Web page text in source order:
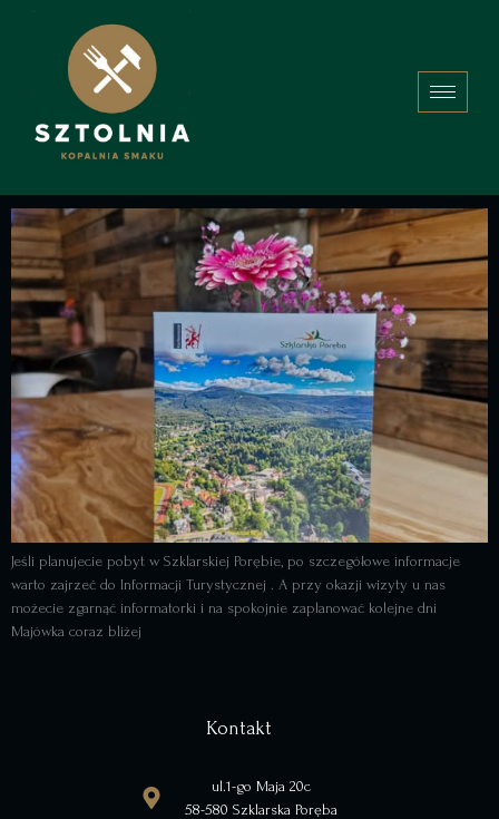
Tag:Informator
Jeśli planujecie pobyt w Szklarskiej Porębie, po szczegółowe informacje
warto zajrzeć do Informacji Turystycznej . A przy okazji wizyty u nas
możecie zgarnąć informatorki i na spokojnie zaplanować kolejne dni
Majówka coraz bliżej
Kontakt
ul.1-go Maja 20c
58-580 Szklarska Poręba